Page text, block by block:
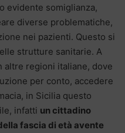
evidente somiglianza,
diverse problematiche,
nei pazienti. Questo si
strutture sanitarie. A
altre regioni italiane, dove
per conto, accedere
in Sicilia questo
infatti un cittadino
fascia di età avente